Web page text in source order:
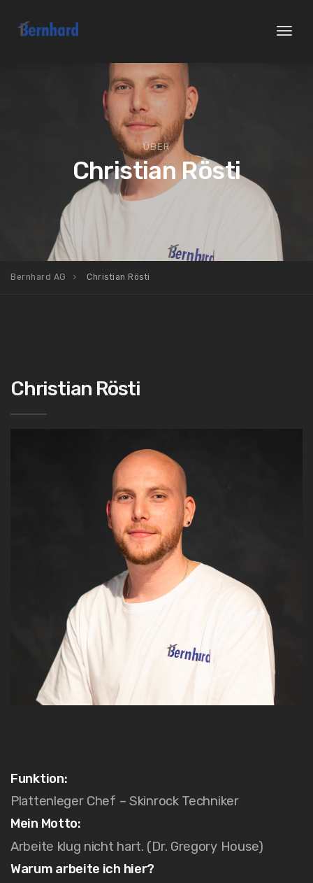
Toggle
ÜBER
Christian Rösti
Bernhard AG Christian Rösti
Christian Rösti
Funktion:
Plattenleger Chef – SkinrockTechniker
Mein Motto:
Arbeite klug nicht hart. (Dr. Gregory House)
Warum arbeite ich hier?